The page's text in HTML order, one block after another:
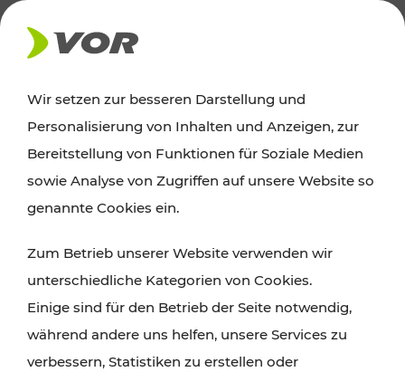
AKTUELLES
News
Alle wichtigen Meldungen zu Fahrplanänderungen,
finden Sie hier im Überblick.
Wir setzen zur besseren Darstellung und
Personalisierung von Inhalten und Anzeigen, zur
Bereitstellung von Funktionen für Soziale Medien
sowie Analyse von Zugriffen auf unsere Website so
genannte Cookies ein.
Zum Betrieb unserer Website verwenden wir
unterschiedliche Kategorien von Cookies.
Einige sind für den Betrieb der Seite notwendig,
während andere uns helfen, unsere Services zu
verbessern, Statistiken zu erstellen oder